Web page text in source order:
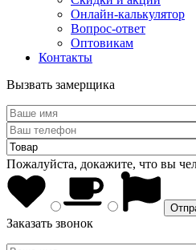
Онлайн-калькулятор
Вопрос-ответ
Оптовикам
Контакты
Вызвать замерщика
Пожалуйста, докажите, что вы
Заказать звонок